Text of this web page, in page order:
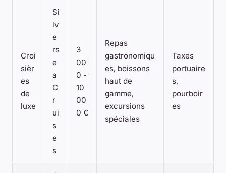
Croi
sièr
es
de
luxe
Si
lv
e
rs
e
a
C
r
ui
s
e
s
3
00
0 -
10
00
0 €
Repas
gastronomiqu
es, boissons
haut de
gamme,
excursions
spéciales
Taxes
portuaire
s,
pourboir
es